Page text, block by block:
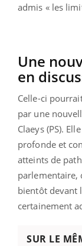
admis « les
Une
en
Celle-ci
par une
Claeys (PS).
profonde et
atteints de
parlementaire,
bientôt devant
certainement
SUR LE